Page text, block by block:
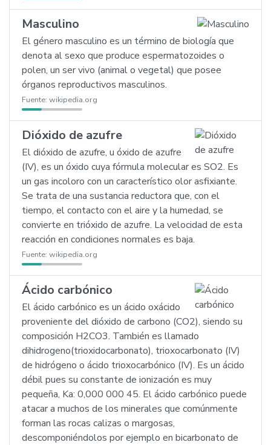
Masculino
El género masculino es un término de biología que
denota al sexo que produce espermatozoides o
polen, un ser vivo (animal o vegetal) que posee
órganos reproductivos masculinos.
Fuente: wikipedia.org
Dióxido de azufre
El dióxido de azufre, u óxido de azufre
(IV), es un óxido cuya fórmula molecular es SO2. Es
un gas incoloro con un característico olor asfixiante.
Se trata de una sustancia reductora que, con el
tiempo, el contacto con el aire y la humedad, se
convierte en trióxido de azufre. La velocidad de esta
reacción en condiciones normales es baja.
Fuente: wikipedia.org
Ácido carbónico
El ácido carbónico es un ácido oxácido
proveniente del dióxido de carbono (CO2), siendo su
composición H2CO3. También es llamado
dihidrogeno(trioxidocarbonato), trioxocarbonato (IV)
de hidrógeno o ácido trioxocarbónico (IV). Es un ácido
débil pues su constante de ionización es muy
pequeña, Ka: 0,000 000 45. El ácido carbónico puede
atacar a muchos de los minerales que comúnmente
forman las rocas calizas o margosas,
descomponiéndolos por ejemplo en bicarbonato de